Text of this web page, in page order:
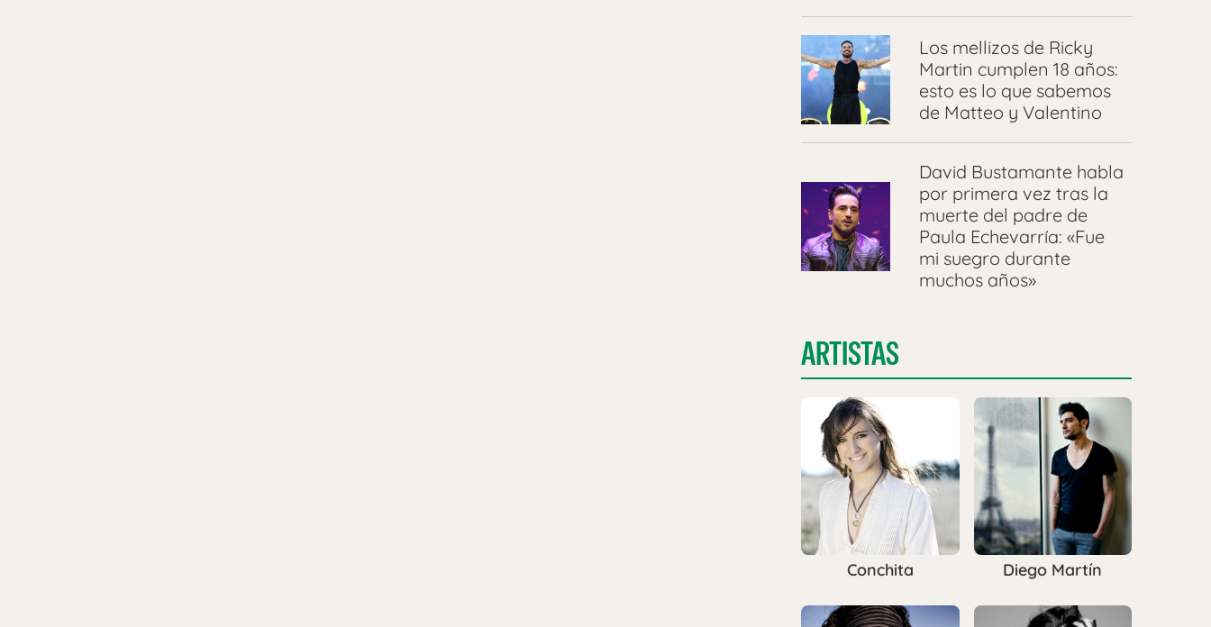
Los mellizos de Ricky
Martin cumplen 18 años:
esto es lo que sabemos
de Matteo y Valentino
David Bustamante habla
por primera vez tras la
muerte del padre de
Paula Echevarría: «Fue
mi suegro durante
muchos años»
ARTISTAS
Conchita Diego Martín